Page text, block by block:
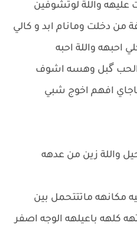
عليهه واللة لوتشوفين
دخلت ومانام ابد و كالي
احبهه واللة احبه
الحب گبل وهسه اشوف
افهم اخوج شبي
واللة زين من عدهه
مكانهه ماتتتحمل بين
كلهه باعيلهه الوجه اصفر